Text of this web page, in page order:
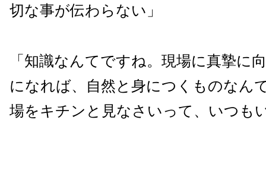
切な事が伝わらない」
「知識なんてですね。現場に真摯に
になれば、自然と身につくものなん
場をキチンと見なさいって、いつも